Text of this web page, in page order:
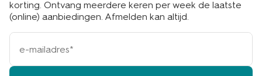
korting. Ontvang meerdere keren per week de laatste
(online) aanbiedingen. Afmelden kan altijd.
e-
mailadres